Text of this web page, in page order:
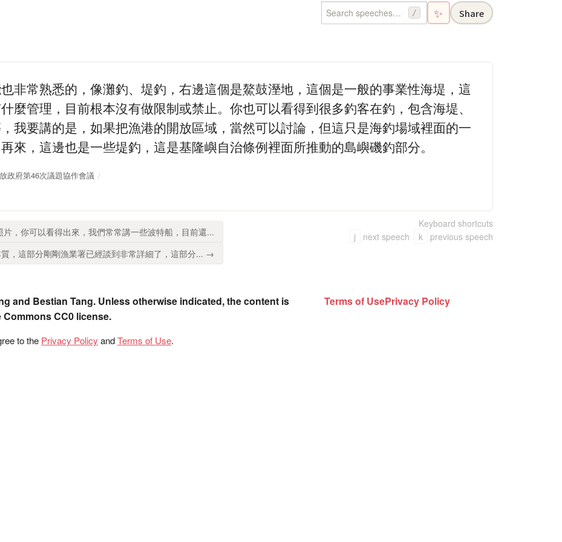
/ ✨ Share
非常熟悉的，像灘釣、堤釣，右邊這個是鰲鼓溼地，這個是一般的事業性海堤，這
麼管理，目前根本沒有做限制或禁止。你也可以看得到很多釣客在釣，包含海堤、
我要講的是，如果把漁港的開放區域，當然可以討論，但這只是海釣場域裡面的一
來，這邊也是一些堤釣，這是基隆嶼自治條例裡面所推動的島嶼磯釣部分。
政府第46次議題協作會議
，你可以看得出來，我們常常講一些波特船，目前還...
，這部分剛剛漁業署已經談到非常詳細了，這部分... →
Keyboard shortcuts
j
next speech k previous speech
and Bestian Tang. Unless otherwise indicated, the content is
CC0 license.
to the Privacy Policy andTerms of Use.
Terms of UsePrivacy Policy